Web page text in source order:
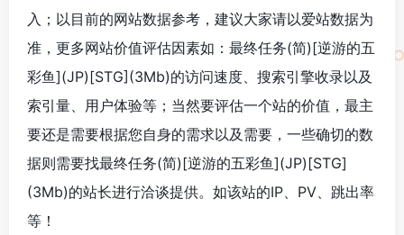
入；以目前的网站数据参考，建议大家请以爱站数据为
准，更多网站价值评估因素如：最终任务(简)[逆游的五
彩鱼](JP)[STG](3Mb)的访问速度、搜索引擎收录以及
索引量、用户体验等；当然要评估一个站的价值，最主
要还是需要根据您自身的需求以及需要，一些确切的数
据则需要找最终任务(简)[逆游的五彩鱼](JP)[STG]
(3Mb)的站长进行洽谈提供。如该站的IP、PV、跳出率
等！